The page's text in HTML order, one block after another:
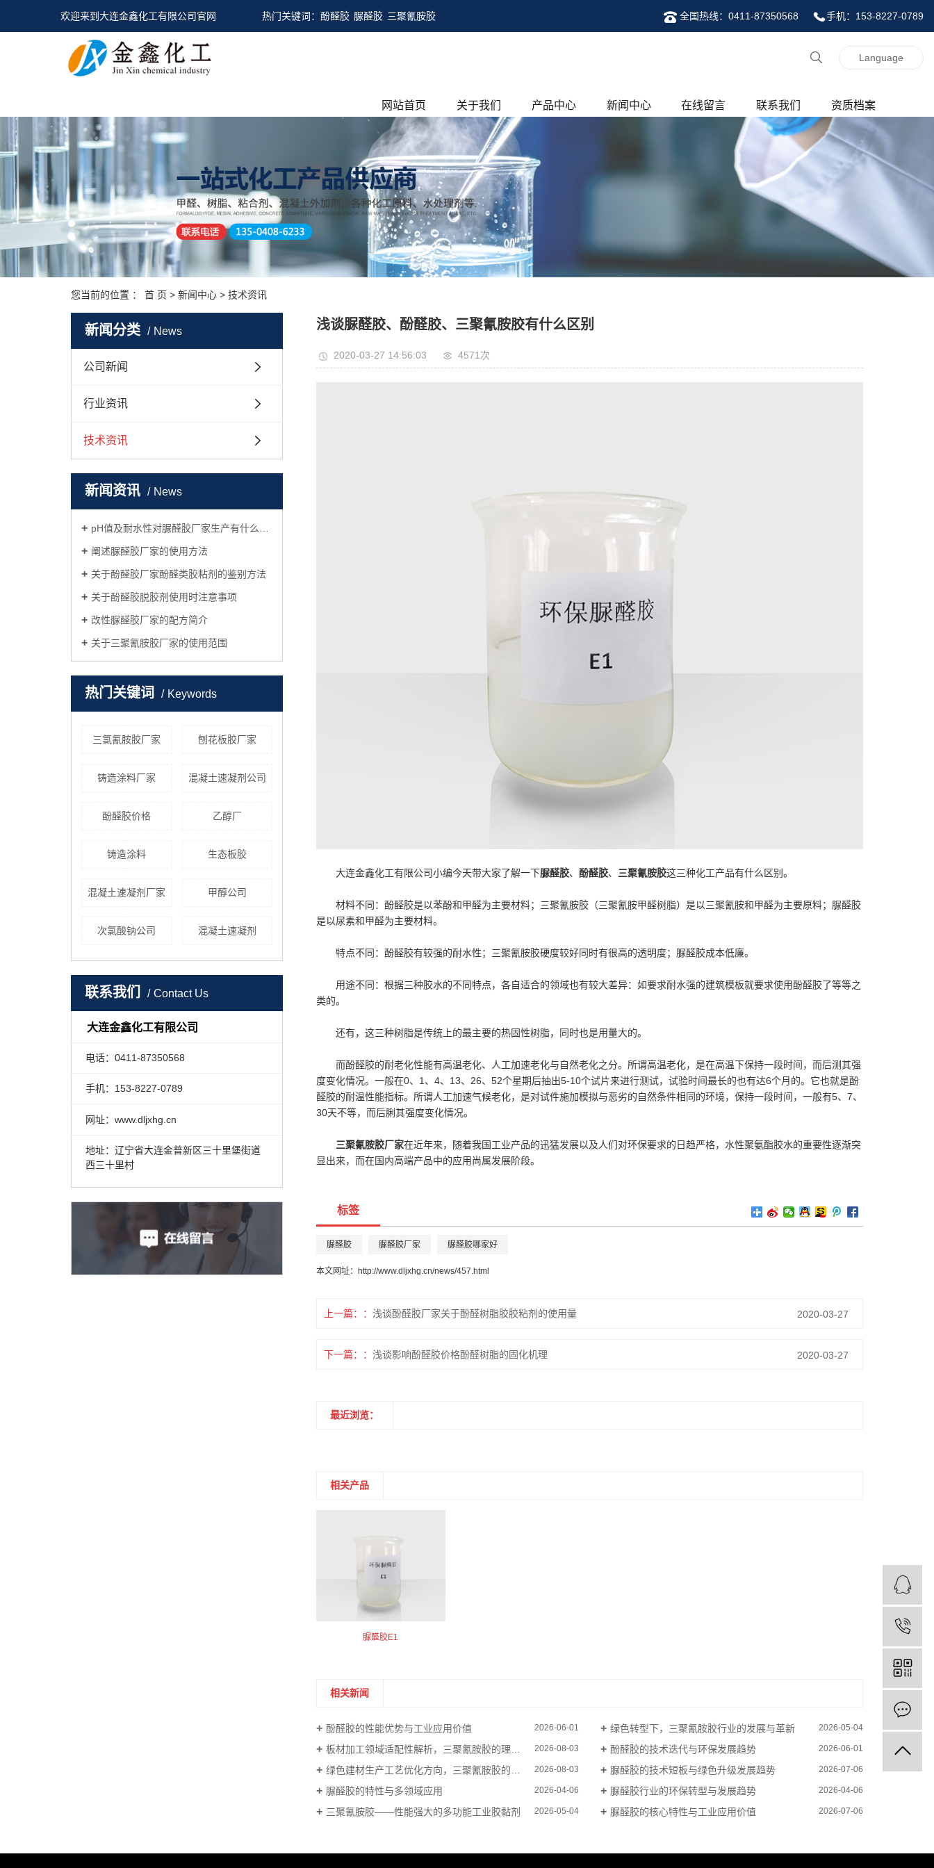
欢迎来到大连金鑫化工有限公司官网 热门关键词： 酚醛胶 脲醛胶 三聚氰胺胶 全国热线：0411-87350568 手机：153-8227-0789
Language
网站首页 关于我们
公司简介
荣誉资质
产品中心
木业胶粘剂
水处理药剂
新闻中心
技术资讯
在线留言 联系我们
联系我们
资质档案
您当前的位置 ： 首 页 > 新闻中心 > 技术资讯
新闻分类 News
公司新闻
行业资讯
技术资讯
新闻资讯 News
pH值及耐水性对脲醛胶厂家生产有什么影响
阐述脲醛胶厂家的使用方法
关于酚醛胶厂家酚醛类胶粘剂的鉴别方法
关于酚醛胶脱胶剂使用时注意事项
改性脲醛胶厂家的配方简介
关于三聚氰胺胶厂家的使用范围
热门关键词 Keywords
三氯氰胺胶厂家 刨花板胶厂家
铸造涂料厂家 混凝土速凝剂公司
酚醛胶价格 乙醇厂
铸造涂料 生态板胶
混凝土速凝剂厂家 甲醇公司
次氯酸钠公司 混凝土速凝剂
联系我们 Contact Us
大连金鑫化工有限公司
电话：0411-87350568
手机：153-8227-0789
网址：www.dljxhg.cn
地址：辽宁省大连金普新区三十里堡街道
西三十里村
浅谈脲醛胶、酚醛胶、三聚氰胺胶有什么区别
2020-03-27 14:56:03 4571次
大连金鑫化工有限公司小编今天带大家了解一下脲醛胶、 酚醛胶、 三聚氰胺胶这三种化工产品有什么区别。
材料不同：酚醛胶是以苯酚和甲醛为主要材料；三聚氰胺胶（三聚氰胺甲醛树脂）是以三聚氰胺和甲醛为主要原料；脲醛胶
是以尿素和甲醛为主要材料。
特点不同：酚醛胶有较强的耐水性；三聚氰胺胶硬度较好同时有很高的透明度；脲醛胶成本低廉。
用途不同：根据三种胶水的不同特点，各自适合的领域也有较大差异：如要求耐水强的建筑模板就要求使用酚醛胶了等等之
类的。
还有，这三种树脂是传统上的最主要的热固性树脂，同时也是用量大的。
而酚醛胶的耐老化性能有高温老化、人工加速老化与自然老化之分。所谓高温老化，是在高温下保持一段时间，而后测其强
度变化情况。一般在0、1、4、13、26、52个星期后抽出5-10个试片来进行测试，试验时间最长的也有达6个月的。它也就是酚
醛胶的耐温性能指标。所谓人工加速气候老化，是对试件施加模拟与恶劣的自然条件相同的环境，保持一段时间，一般有5、7、
30天不等，而后脷其强度变化情况。
三聚氰胺胶厂家在近年来，随着我国工业产品的迅猛发展以及人们对环保要求的日趋严格，水性聚氨酯胶水的重要性逐渐突
显出来，而在国内高端产品中的应用尚属发展阶段。
标签
脲醛胶 脲醛胶厂家 脲醛胶哪家好
本文网址： http://www.dljxhg.cn/news/457.html
上一篇： 浅谈酚醛胶厂家关于酚醛树脂胶胶粘剂的使用量 2020-03-27
下一篇： 浅谈影响酚醛胶价格酚醛树脂的固化机理 2020-03-27
最近浏览：
相关产品
脲醛胶E1
相关新闻
酚醛胶的性能优势与工业应用价值 2026-06-01 绿色转型下，三聚氰胺胶行业的发展与革新 2026-05-04
板材加工领域适配性解析，三聚氰胺胶的理化特性应用 2026-08-03 酚醛胶的技术迭代与环保发展趋势 2026-06-01
绿色建材生产工艺优化方向，三聚氰胺胶的改性与场景拓展 2026-08-03 脲醛胶的技术短板与绿色升级发展趋势 2026-07-06
脲醛胶的特性与多领域应用 2026-04-06 脲醛胶行业的环保转型与发展趋势 2026-04-06
三聚氰胺胶——性能强大的多功能工业胶黏剂 2026-05-04 脲醛胶的核心特性与工业应用价值 2026-07-06